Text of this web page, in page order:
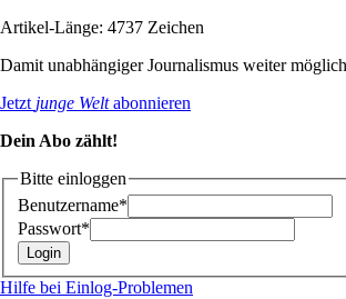
Artikel-Länge: 4737 Zeichen
Damit unabhängiger Journalismus weiter
Jetzt junge Weltabonnieren
Dein Abo zählt!
Bitte einloggen
Benutzername*
Passwort*
Hilfe bei Einlog-Problemen